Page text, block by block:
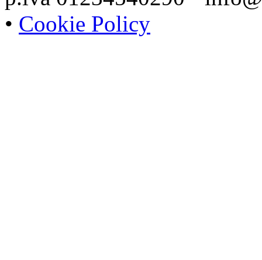
• Cookie Policy